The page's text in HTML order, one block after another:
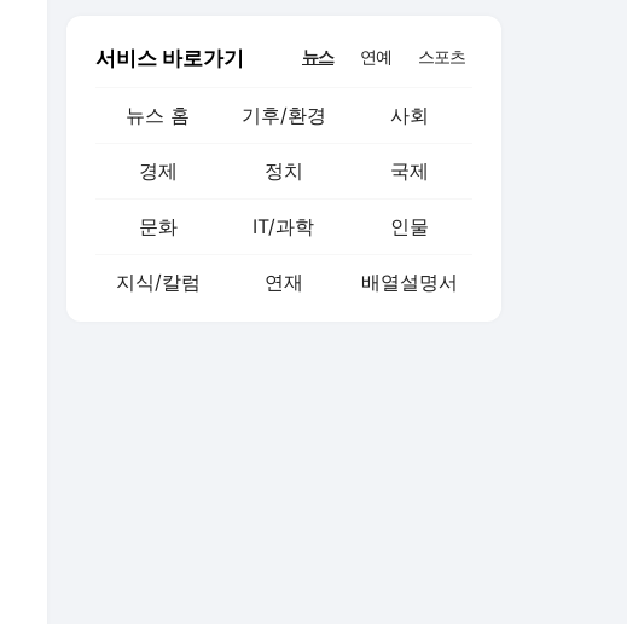
서비스 바로가기 뉴스 연예 스포츠
뉴스 홈 기후/환경 사회
경제 정치 국제
문화 IT/과학 인물
지식/칼럼 연재 배열설명서